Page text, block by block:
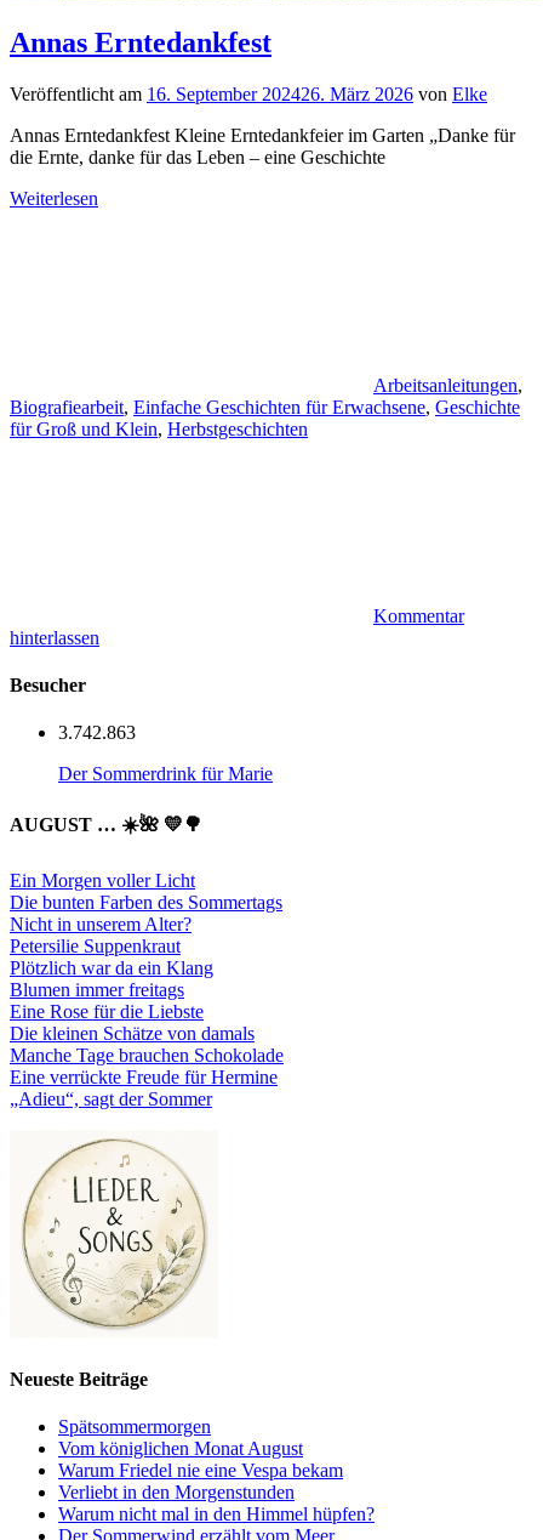
Annas Erntedankfest
Veröffentlicht am 16. September 202426. März 2026 von Elke
Annas Erntedankfest Kleine Erntedankfeier im Garten „Danke für
die Ernte, danke für das Leben – eine Geschichte
Weiterlesen
Arbeitsanleitungen,
Biografiearbeit, Einfache Geschichten für Erwachsene, Geschichte
für Groß und Klein, Herbstgeschichten
Kommentar
hinterlassen
Besucher
3.742.863
Der Sommerdrink für Marie
AUGUST … ☀️🌺 💛🌳
Ein Morgen voller Licht
Die bunten Farben des Sommertags
Nicht in unserem Alter?
Petersilie Suppenkraut
Plötzlich war da ein Klang
Blumen immer freitags
Eine Rose für die Liebste
Die kleinen Schätze von damals
Manche Tage brauchen Schokolade
Eine verrückte Freude für Hermine
„Adieu“, sagt der Sommer
Neueste Beiträge
Spätsommermorgen
Vom königlichen Monat August
Warum Friedel nie eine Vespa bekam
Verliebt in den Morgenstunden
Warum nicht mal in den Himmel hüpfen?